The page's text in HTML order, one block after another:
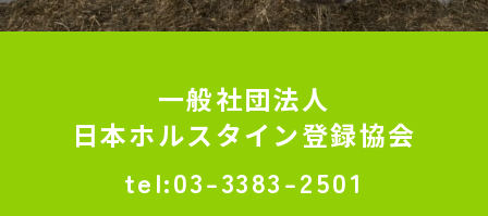
一般社団法人
日本ホルスタイン登録協会
03-3383-2501